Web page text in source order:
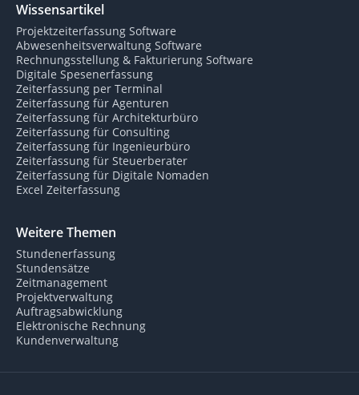
Wissensartikel
Projektzeiterfassung Software
Abwesenheitsverwaltung Software
Rechnungsstellung & Fakturierung Software
Digitale Spesenerfassung
Zeiterfassung per Terminal
Zeiterfassung für Agenturen
Zeiterfassung für Architekturbüro
Zeiterfassung für Consulting
Zeiterfassung für Ingenieurbüro
Zeiterfassung für Steuerberater
Zeiterfassung für Digitale Nomaden
Excel Zeiterfassung
Weitere Themen
Stundenerfassung
Stundensätze
Zeitmanagement
Projektverwaltung
Auftragsabwicklung
Elektronische Rechnung
Kundenverwaltung